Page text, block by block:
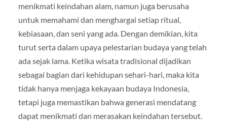
menikmati keindahan alam, namun juga berusaha
untuk memahami dan menghargai setiap ritual,
kebiasaan, dan seni yang ada. Dengan demikian, kita
turut serta dalam upaya pelestarian budaya yang telah
ada sejak lama. Ketika wisata tradisional dijadikan
sebagai bagian dari kehidupan sehari-hari, maka kita
tidak hanya menjaga kekayaan budaya Indonesia,
tetapi juga memastikan bahwa generasi mendatang
dapat menikmati dan merasakan keindahan tersebut.